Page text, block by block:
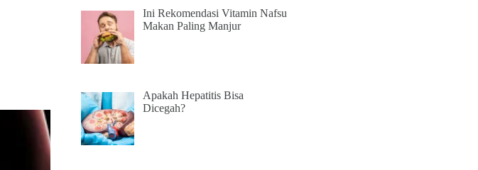
Ini Rekomendasi Vitamin Nafsu
Makan Paling Manjur
Apakah Hepatitis Bisa
Dicegah?